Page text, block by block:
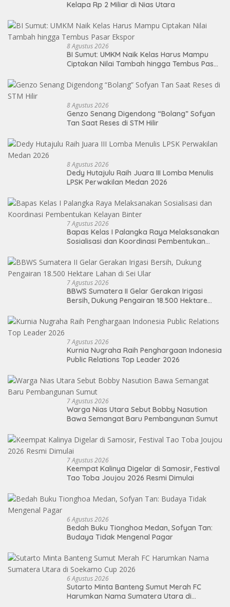
Kelapa Rp 2 Miliar di Nias Utara
8 Agustus 2026
BI Sumut: UMKM Naik Kelas Harus Mampu
Ciptakan Nilai Tambah hingga Tembus Pasar
8 Agustus 2026
Genzo Senang Digendong “Bolang” Sofyan
Tan Saat Reses di STM Hilir
8 Agustus 2026
Dedy Hutajulu Raih Juara III Lomba Menulis
LPSK Perwakilan Medan 2026
7 Agustus 2026
Bapas Kelas I Palangka Raya Melaksanakan
Sosialisasi dan Koordinasi Pembentukan
7 Agustus 2026
BBWS Sumatera II Gelar Gerakan Irigasi
Bersih, Dukung Pengairan 18.500 Hektare
7 Agustus 2026
Kurnia Nugraha Raih Penghargaan Indonesia
Public Relations Top Leader 2026
7 Agustus 2026
Warga Nias Utara Sebut Bobby Nasution
Bawa Semangat Baru Pembangunan Sumut
7 Agustus 2026
Keempat Kalinya Digelar di Samosir, Festival
Tao Toba Joujou 2026 Resmi Dimulai
6 Agustus 2026
Bedah Buku Tionghoa Medan, Sofyan Tan:
Budaya Tidak Mengenal Pagar
6 Agustus 2026
Sutarto Minta Banteng Sumut Merah FC
Harumkan Nama Sumatera Utara di